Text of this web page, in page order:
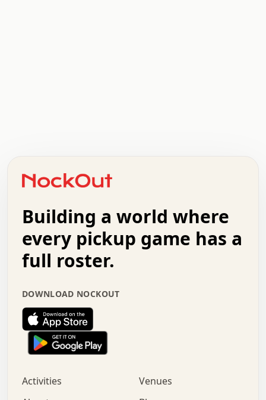
+   .   .   .   .   .   .   .   .   .   +   .   .
.   .   .   .   .   .   .   .   .   .   .   :   .
.   .   .   .   +   .   .   .   .   .   .   .   +
.   :   .   .   .   .   .   .   .   .   o   .   .
.   .   x   .   .   .   .   .   .   :   .   .   o
.   .   .   .   :   .   .   .   .   o   .   .   .
.   .   .   .   .   .   .   :   .   .   .   .   .
.   .   .   .   .   :   +   .   .   .   .   .   o
.   .   .   .   .   .   .   .   .   .   .   .   .
.   .   :   o   .   .   .   .   .   .   .   +   .
.   o   .   .   .   .   x   .   .   .   .   .   .
+   .   o   .   .   .   .   o   .   .   .   .   o
Building a world where
every pickup game has a
full roster.
DOWNLOAD NOCKOUT
Activities
Venues